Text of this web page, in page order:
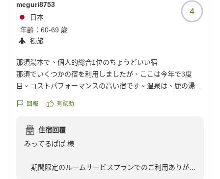
meguri8753
日本
年齡： 60-69 歲
獨旅
4
那須湯本で、個人的総合1位のちょうどいい宿
那須でいくつかの宿を利用しましたが、ここは今年で3度
目。コストパフォーマンスの高い宿です。温泉は、鹿の湯が
同浴場より、ここが一番の泉質だと思います。
いいんです。
部屋も居住性がたかく、アメニティも適度で、過不足ありま
が、年内数回は行こうと思っています。雪見風呂をここでは
回報 有幫助
住宿回覆
みってるぱぱ 様
期間限定のルームサービスプランでのご利用ありがと